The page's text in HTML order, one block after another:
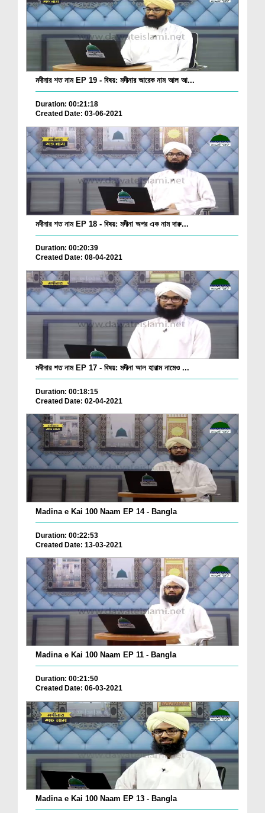
মদীনার শত নাম EP 19 - বিষয়: মদীনার আরেক নাম আল আ...
Duration: 00:21:18
Created Date: 03-06-2021
মদীনার শত নাম EP 18 - বিষয়: মদীনা অপর এক নাম দারু...
Duration: 00:20:39
Created Date: 08-04-2021
মদীনার শত নাম EP 17 - বিষয়: মদীনা আল হারাম নামেও ...
Duration: 00:18:15
Created Date: 02-04-2021
Madina e Kai 100 Naam EP 14 - Bangla
Duration: 00:22:53
Created Date: 13-03-2021
Madina e Kai 100 Naam EP 11 - Bangla
Duration: 00:21:50
Created Date: 06-03-2021
Madina e Kai 100 Naam EP 13 - Bangla